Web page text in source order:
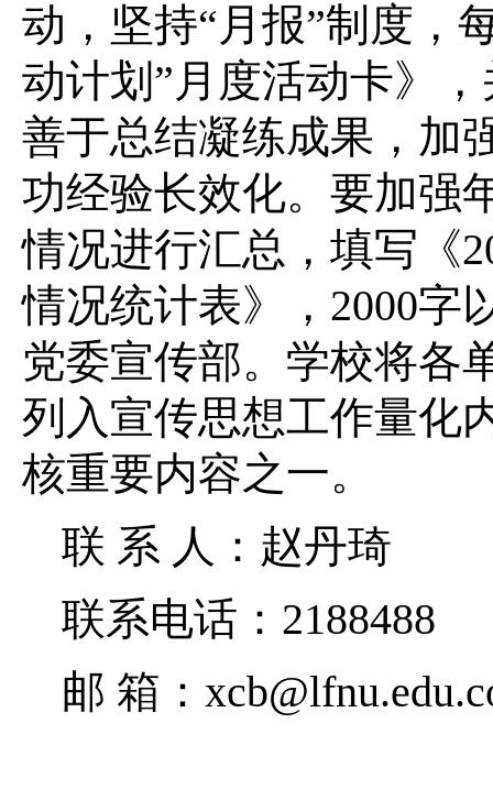
动，坚持“月报”制度，
动计划”月度活动卡》
善于总结凝练成果，加
功经验长效化。要加强
情况进行汇总，填写《
情况统计表》，2000字
党委宣传部。学校将各
列入宣传思想工作量化
核重要内容之一。
联 系 人：赵丹琦
联系电话：2188488
邮 箱：